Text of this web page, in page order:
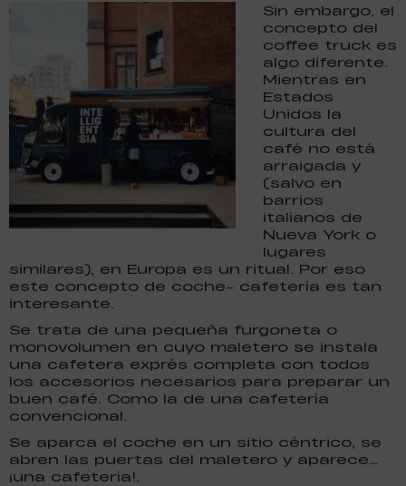
Sin embargo, el
concepto del
coffee truck es
algo diferente.
Mientras en
Estados
Unidos la
cultura del
café no está
arraigada y
(salvo en
barrios
italianos de
Nueva York o
lugares
similares), en Europa es un ritual. Por eso
este concepto de coche- cafetería es tan
interesante.
Se trata de una pequeña furgoneta o
monovolumen en cuyo maletero se instala
una cafetera exprés completa con todos
los accesorios necesarios para preparar un
buen café. Como la de una cafetería
convencional.
Se aparca el coche en un sitio céntrico, se
abren las puertas del maletero y aparece…
¡una cafetería!.